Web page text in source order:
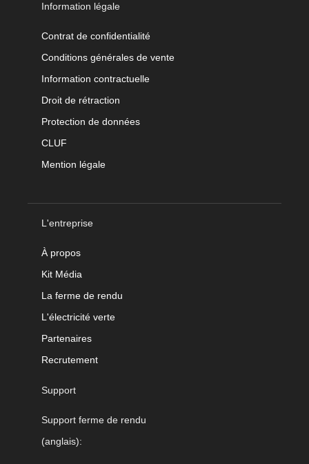
Information légale
Contrat de confidentialité
Conditions générales de vente
Information contractuelle
Droit de rétraction
Protection de données
CLUF
Mention légale
L'entreprise
À propos
Kit Média
La ferme de rendu
L'électricité verte
Partenaires
Recrutement
Support
Support ferme de rendu
(anglais):